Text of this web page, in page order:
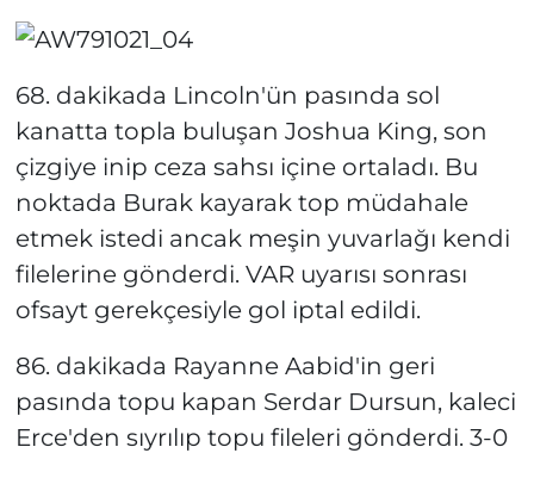
68. dakikada Lincoln'ün pasında sol
kanatta topla buluşan Joshua King, son
çizgiye inip ceza sahsı içine ortaladı. Bu
noktada Burak kayarak top müdahale
etmek istedi ancak meşin yuvarlağı kendi
filelerine gönderdi. VAR uyarısı sonrası
ofsayt gerekçesiyle gol iptal edildi.
86. dakikada Rayanne Aabid'in geri
pasında topu kapan Serdar Dursun, kaleci
Erce'den sıyrılıp topu fileleri gönderdi. 3-0